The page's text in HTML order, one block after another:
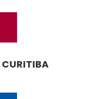
CURITIBA